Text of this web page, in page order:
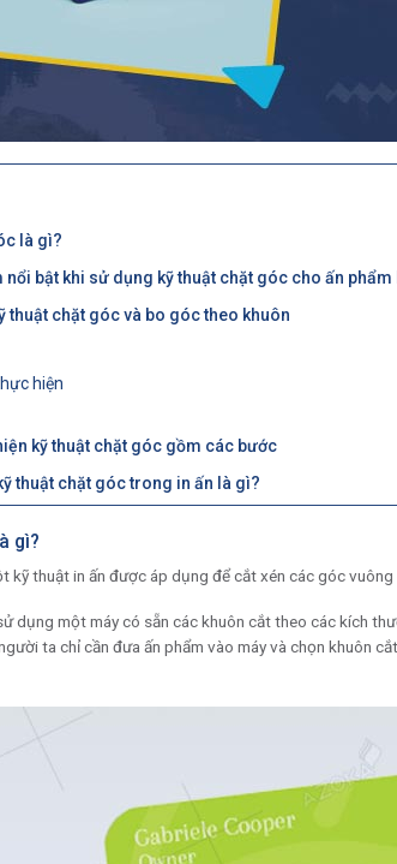
là gì?
nổi bật khi sử dụng kỹ thuật chặt góc cho ấn phẩm
thuật chặt góc và bo góc theo khuôn
hiện
kỹ thuật chặt góc gồm các bước
thuật chặt góc trong in ấn là gì?
gì?
kỹ thuật in ấn được áp dụng để cắt xén các góc
dụng một máy có sẵn các khuôn cắt theo các kích
ta chỉ cần đưa ấn phẩm vào máy và chọn khuôn